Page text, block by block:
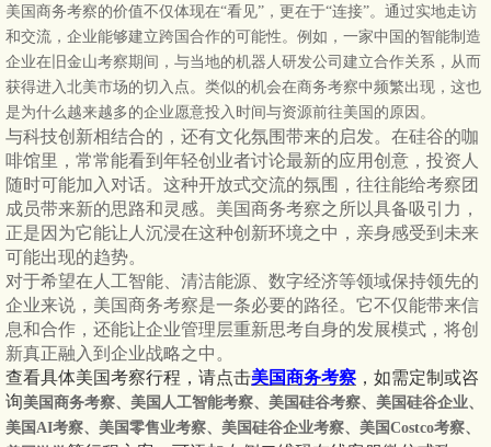
美国商务考察的价值不仅体现在“看见”，更在于“连接”。通过实地走访
和交流，企业能够建立跨国合作的可能性。例如，一家中国的智能制造
企业在旧金山考察期间，与当地的机器人研发公司建立合作关系，从而
获得进入北美市场的切入点。类似的机会在商务考察中频繁出现，这也
是为什么越来越多的企业愿意投入时间与资源前往美国的原因。
与科技创新相结合的，还有文化氛围带来的启发。在硅谷的咖
啡馆里，常常能看到年轻创业者讨论最新的应用创意，投资人
随时可能加入对话。这种开放式交流的氛围，往往能给考察团
成员带来新的思路和灵感。美国商务考察之所以具备吸引力，
正是因为它能让人沉浸在这种创新环境之中，亲身感受到未来
可能出现的趋势。
对于希望在人工智能、清洁能源、数字经济等领域保持领先的
企业来说，美国商务考察是一条必要的路径。它不仅能带来信
息和合作，还能让企业管理层重新思考自身的发展模式，将创
新真正融入到企业战略之中。
查看具体美国考察行程，请点击美国商务考察 ，如需定制或咨
询美国商务考察、美国人工智能考察、美国硅谷考察、美国硅谷企业、
美国AI考察、美国零售业考察、美国硅谷企业考察、美国Costco考察、